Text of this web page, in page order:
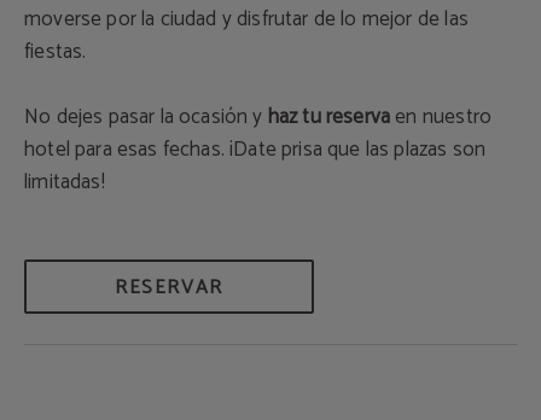
moverse por la ciudad y disfrutar de lo mejor de las
fiestas.
No dejes pasar la ocasión yhaz tu reservaen nuestro
hotel para esas fechas. ¡Date prisa que las plazas son
limitadas!
RESERVAR